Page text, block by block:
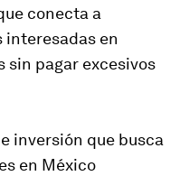
conecta a
interesadas en
sin pagar excesivos
inversión que busca
en México